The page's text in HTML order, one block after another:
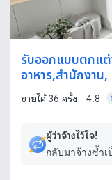
รับออกแบบตกแ
อาหาร,สำนักงาน,
ขายได้ 36 ครั้ง 4.8
ผู้ว่าจ้างไว้ใจ!
กลับมาจ้างซ้ำ